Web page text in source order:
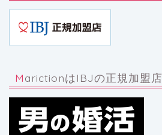
MarictionはIBJの正規加盟店